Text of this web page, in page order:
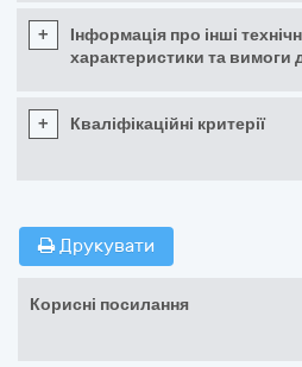
+
Інформація про інші
характеристики та вимоги
+ Кваліфікаційні критерії
Друкувати
Корисні посилання